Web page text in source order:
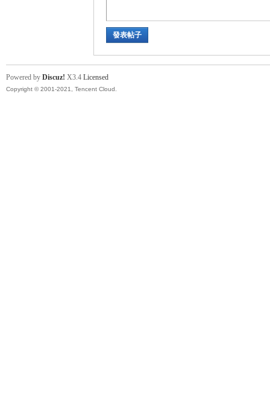
發表帖子
Powered by Discuz! X3.4 Licensed
Copyright © 2001-2021, Tencent Cloud.